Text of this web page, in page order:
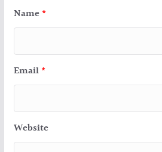
Name *
Email *
Website